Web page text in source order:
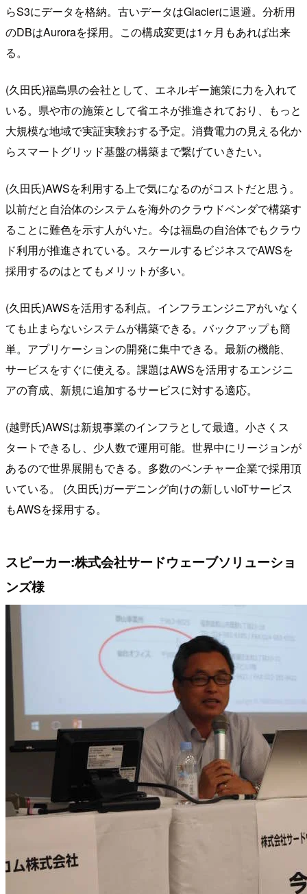
らS3にデータを格納。古いデータはGlacierに退避。分析用
のDBはAuroraを採用。この構成変更は1ヶ月もあれば出来
る。
(久田氏)福島県の会社として、エネルギー施策に力を入れて
いる。県や市の施策として省エネが推進されており、もっと
大規模な地域で実証実験おする予定。消費電力の見える化か
らスマートグリッド基盤の構築まで繋げていきたい。
(久田氏)AWSを利用する上で気になるのがコストだと思う。
以前だと自治体のシステムを海外のクラウドベンダで構築す
ることに難色を示す人がいた。今は福島の自治体でもクラウ
ド利用が推進されている。スケールするビジネスでAWSを
採用するのはとてもメリットが多い。
(久田氏)AWSを活用する利点。インフラエンジニアがいなく
ても止まらないシステムが構築できる。バックアップも簡
単。アプリケーションの開発に集中できる。最新の機能、
サービスをすぐに使える。課題はAWSを活用するエンジニ
アの育成、新規に追加するサービスに対する適応。
(越野氏)AWSは新規事業のインフラとして最適。小さくス
タートできるし、少人数で運用可能。世界中にリージョンが
あるので世界展開もできる。多数のベンチャー企業で採用頂
いている。 (久田氏)ガーデニング向けの新しいIoTサービス
もAWSを採用する。
スピーカー:株式会社サードウェーブソリューショ
ンズ様